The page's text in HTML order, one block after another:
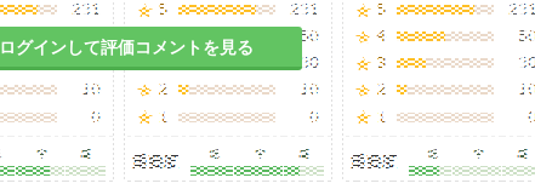
ログインして評価コメントを見る